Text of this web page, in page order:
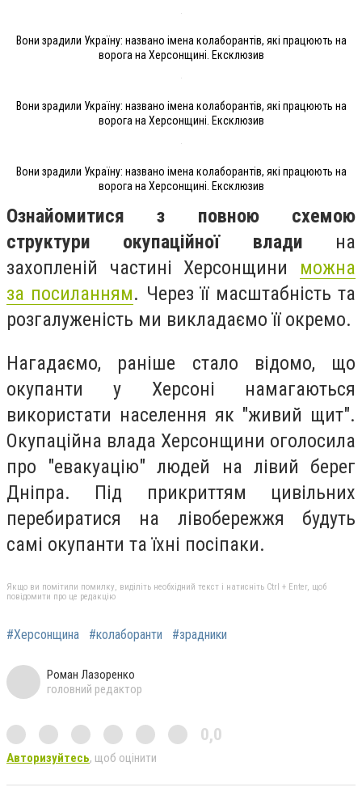
Вони зрадили Україну: названо імена колаборантів, які працюють на
ворога на Херсонщині. Ексклюзив
Вони зрадили Україну: названо імена колаборантів, які працюють на
ворога на Херсонщині. Ексклюзив
Вони зрадили Україну: названо імена колаборантів, які працюють на
ворога на Херсонщині. Ексклюзив
Ознайомитися з повною схемою
структури окупаційної влади на
захопленій частині Херсонщини можна
за посиланням. Через її масштабність та
розгалуженість ми викладаємо її окремо.
Нагадаємо, раніше стало відомо, що
окупанти у Херсоні намагаються
використати населення як "живий щит".
Окупаційна влада Херсонщини оголосила
про "евакуацію" людей на лівий берег
Дніпра. Під прикриттям цивільних
перебиратися на лівобережжя будуть
самі окупанти та їхні посіпаки.
Якщо ви помітили помилку, виділіть необхідний текст і натисніть Ctrl + Enter, щоб
повідомити про це редакцію
#Херсонщина #колаборанти #зрадники
Роман Лазоренко
головний редактор
0,0
Авторизуйтесь, щоб оцінити